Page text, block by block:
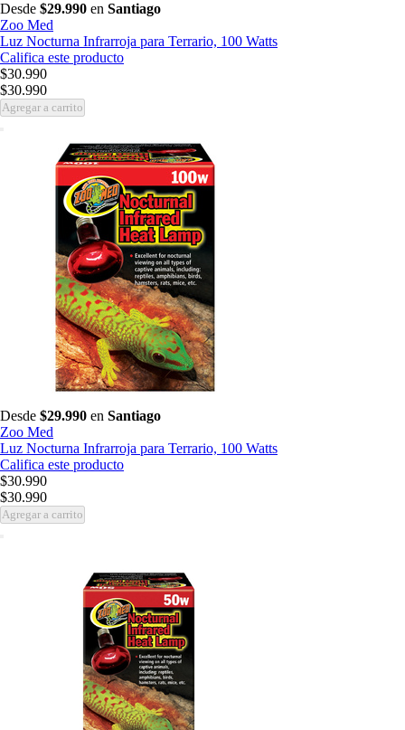
Desde $29.990 en Santiago
Zoo Med
Luz Nocturna Infrarroja para Terrario, 100 Watts
Califica este producto
$30.990
$30.990
Agregar a carrito
Desde $29.990 en Santiago
Zoo Med
Luz Nocturna Infrarroja para Terrario, 100 Watts
Califica este producto
$30.990
$30.990
Agregar a carrito